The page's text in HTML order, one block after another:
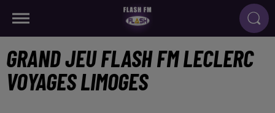
GRAND JEU FLASH FM LECLERC
VOYAGES LIMOGES